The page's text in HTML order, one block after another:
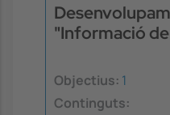
"Informació
Objectius: 1
Continguts: